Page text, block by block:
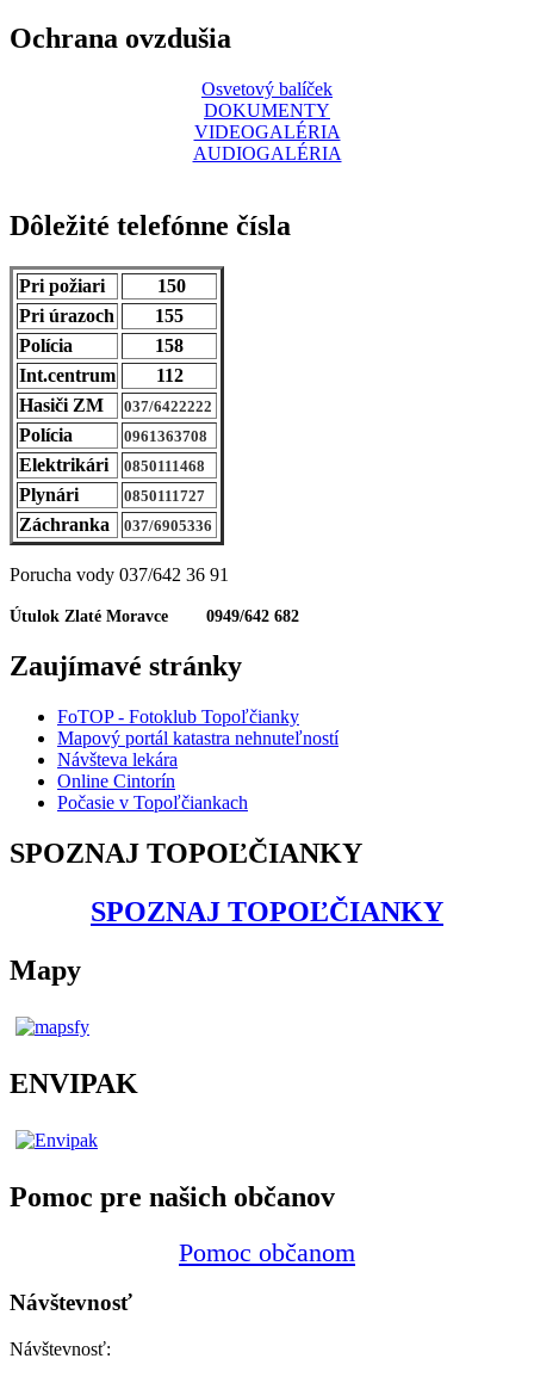
Ochrana ovzdušia
Osvetový balíček
DOKUMENTY
VIDEOGALÉRIA
AUDIOGALÉRIA
Dôležité telefónne čísla
Pri požiari
150
Pri úrazoch
155
Polícia
158
Int.centrum
112
Hasiči ZM
037/6422222
Polícia 0961363708
Elektrikári 0850111468
Plynári 0850111727
Záchranka 037/6905336
Porucha vody 037/642 36 91
Útulok Zlaté Moravce 0949/642 682
Zaujímavé stránky
FoTOP - Fotoklub Topoľčianky
Mapový portál katastra nehnuteľností
Návšteva lekára
Online Cintorín
Počasie v Topoľčiankach
SPOZNAJ TOPOĽČIANKY
SPOZNAJ TOPOĽČIANKY
Mapy
ENVIPAK
Pomoc pre našich občanov
Pomoc občanom
Návštevnosť
Návštevnosť: